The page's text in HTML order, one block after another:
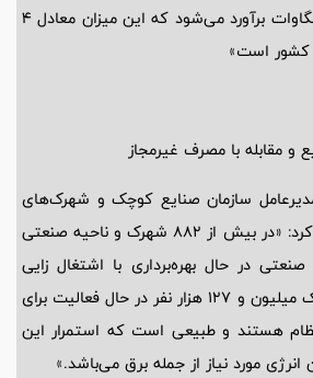
حال حاضر حدود 3000 مگاوات برآورد می‌شود که این میزان معادل 4
کشور است»
و مقابله با مصرف غیرمجاز
سازمان صنایع کوچک و شهرک‌های
صنعتی ایران خاطرنشان کرد: «در بیش از 882 شهرک و ناحیه صنعتی
واحد صنعتی در حال بهره‌برداری با اشتغال زایی
مستقیم برای بیش از یک میلیون و 127 هزار نفر در حال فعالیت برای
هستند و طبیعی است که استمرار این
مورد نیاز از جمله برق می‌باشد.»